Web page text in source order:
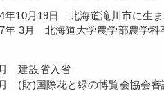
年10月19日 北海道滝川市に生ま
年 3月 北海道大学農学部農学科
建設省入省
財)国際花と緑の博覧会協会審